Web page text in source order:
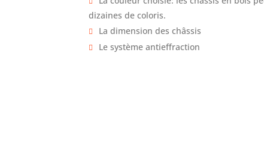
dizaines de coloris.
La dimension des châssis
Le système antieffraction